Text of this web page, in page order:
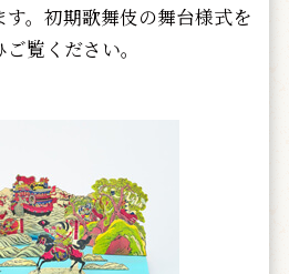
。初期歌舞伎の舞台様式を
覧ください。